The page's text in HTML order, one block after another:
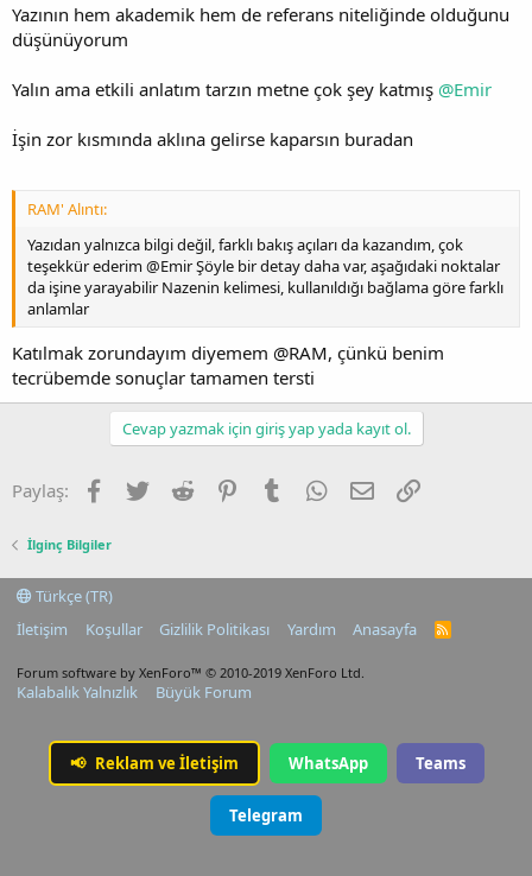
Yazının hem akademik hem de referans niteliğinde olduğunu
düşünüyorum
Yalın ama etkili anlatım tarzın metne çok şey katmış @Emir
İşin zor kısmında aklına gelirse kaparsın buradan
RAM' Alıntı:
Yazıdan yalnızca bilgi değil, farklı bakış açıları da kazandım, çok
teşekkür ederim @Emir Şöyle bir detay daha var, aşağıdaki noktalar
da işine yarayabilir Nazenin kelimesi, kullanıldığı bağlama göre farklı
anlamlar
Katılmak zorundayım diyemem @RAM, çünkü benim
tecrübemde sonuçlar tamamen tersti
Cevap yazmak için giriş yap yada kayıt ol.
Paylaş: Facebook
TwitterReddit PinterestTumblrWhatsApp
E-postaLink
İlginç Bilgiler
Türkçe (TR)
İletişim
Koşullar Gizlilik Politikası Yardım Anasayfa
R
Forum software by XenForo™ © 2010-2019 XenForo Ltd.
Kalabalık Yalnızlık Büyük Forum
📢 Reklam ve İletişim WhatsApp Teams
Telegram